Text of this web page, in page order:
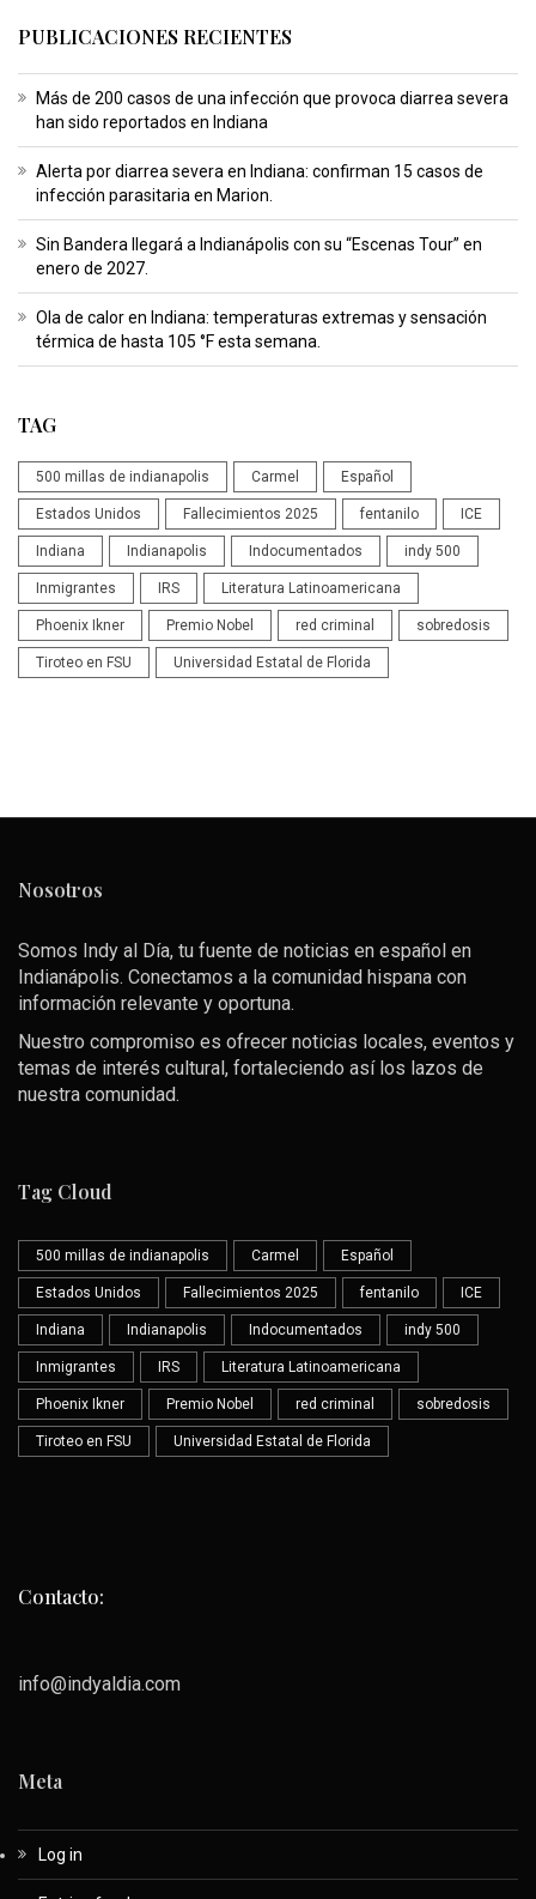
PUBLICACIONES RECIENTES
Más de 200 casos de una infección que provoca diarrea severa
han sido reportados en Indiana
Alerta por diarrea severa en Indiana: confirman 15 casos de
infección parasitaria en Marion.
Sin Bandera llegará a Indianápolis con su “Escenas Tour” en
enero de 2027.
Ola de calor en Indiana: temperaturas extremas y sensación
térmica de hasta 105 °F esta semana.
TAG
500 millas de indianapolis Carmel Español
Estados Unidos Fallecimientos 2025 fentanilo ICE
Indiana Indianapolis Indocumentados indy 500
Inmigrantes IRS Literatura Latinoamericana
Phoenix Ikner Premio Nobel red criminal sobredosis
Tiroteo en FSU Universidad Estatal de Florida
Nosotros
Somos Indy al Día, tu fuente de noticias en español en
Indianápolis. Conectamos a la comunidad hispana con
información relevante y oportuna.
Nuestro compromiso es ofrecer noticias locales, eventos y
temas de interés cultural, fortaleciendo así los lazos de
nuestra comunidad.
Tag Cloud
500 millas de indianapolis Carmel Español
Estados Unidos Fallecimientos 2025 fentanilo ICE
Indiana Indianapolis Indocumentados indy 500
Inmigrantes IRS Literatura Latinoamericana
Phoenix Ikner Premio Nobel red criminal sobredosis
Tiroteo en FSU Universidad Estatal de Florida
Contacto:
info@indyaldia.com
Meta
Log in